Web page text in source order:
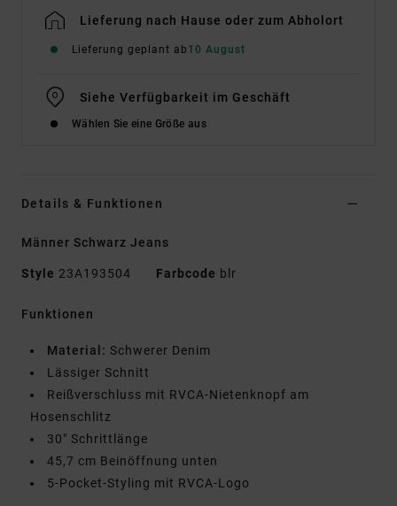
Lieferung nach Hause oder zum Abholort
Lieferung geplant ab 10 August
Siehe Verfügbarkeit im Geschäft
Wählen Sie eine Größe aus
Details & Funktionen
Männer Schwarz Jeans
Style 23A193504 Farbcode blr
Funktionen
Material: Schwerer Denim
Lässiger Schnitt
Reißverschluss mit RVCA-Nietenknopf am
Hosenschlitz
30" Schrittlänge
45,7 cm Beinöffnung unten
5-Pocket-Styling mit RVCA-Logo